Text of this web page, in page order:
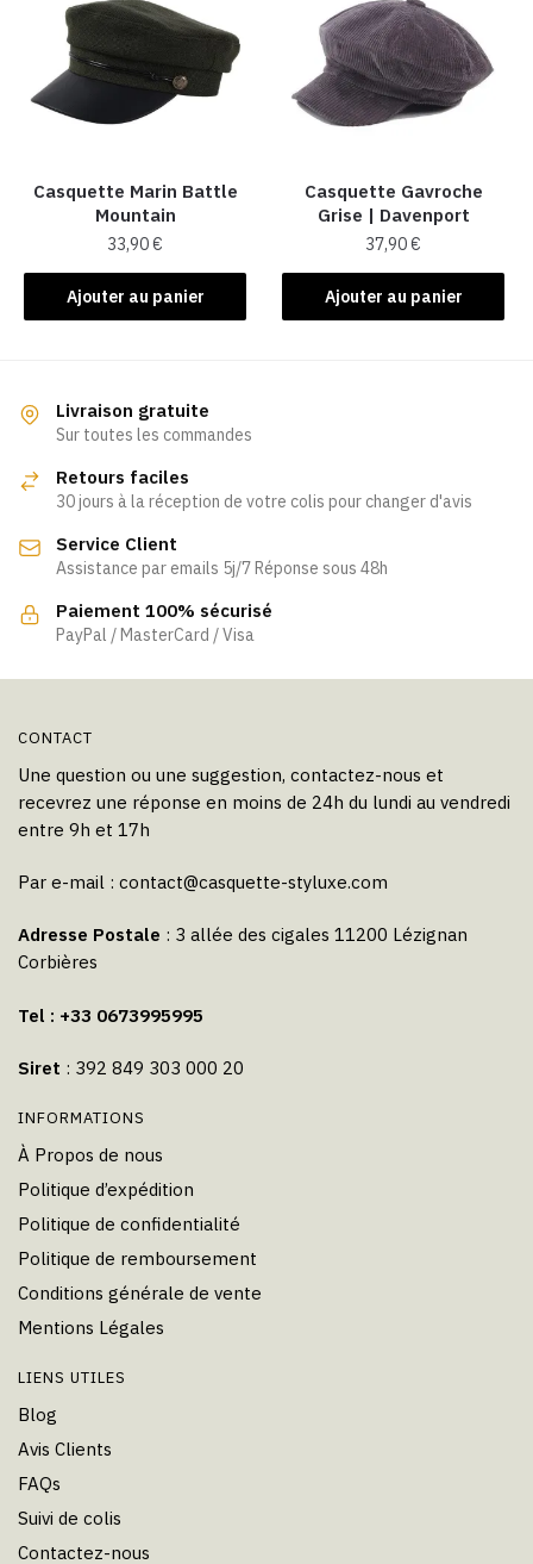
Les
peuvent
être
la
page
du
produit
Casquette Marin Battle
Mountain
33,90€
Ajouter au panier
Casquette Gavroche
Grise | Davenport
37,90€
Ajouter au panier
Livraison gratuite
Sur toutes les commandes
Retours faciles
30 jours à la réception de votre colis pour changer d'avis
Service Client
Assistance par emails 5j/7 Réponse sous 48h
Paiement 100% sécurisé
PayPal / MasterCard / Visa
CONTACT
Une question ou une suggestion, contactez-nous et
recevrez une réponse en moins de 24h du lundi au vendredi
entre 9h et 17h
Par e-mail : contact@casquette-styluxe.com
Adresse Postale : 3 allée des cigales 11200 Lézignan
Corbières
Tel : +33 0673995995
Siret : 392 849 303 000 20
INFORMATIONS
À Propos de nous
Politique d’expédition
Politique de confidentialité
Politique de remboursement
Conditions générale de vente
Mentions Légales
LIENS UTILES
Blog
Avis Clients
FAQs
Suivi de colis
Contactez-nous